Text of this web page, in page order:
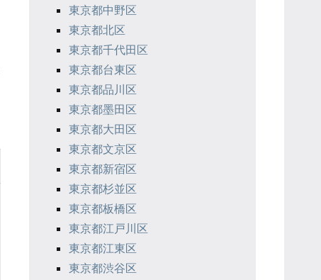
東京都中野区
東京都北区
東京都千代田区
東京都台東区
東京都品川区
東京都墨田区
東京都大田区
東京都文京区
東京都新宿区
東京都杉並区
東京都板橋区
東京都江戸川区
東京都江東区
東京都渋谷区